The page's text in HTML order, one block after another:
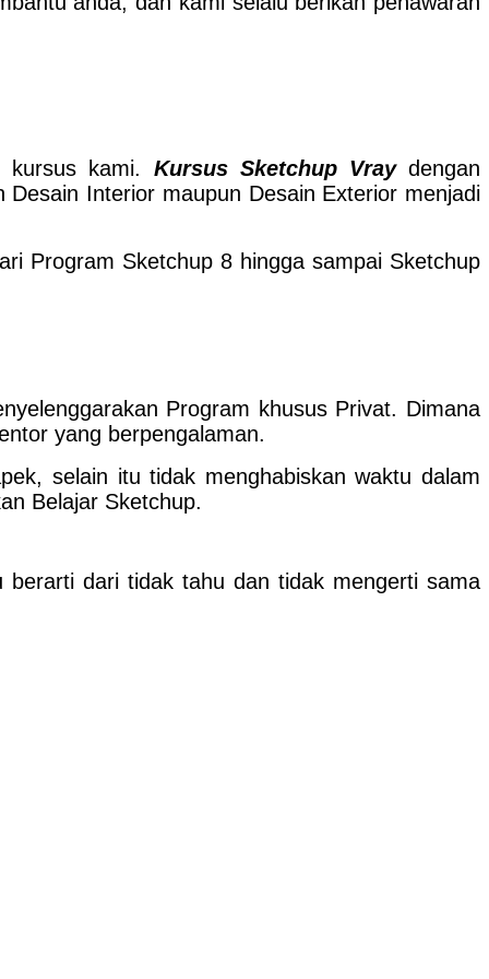
kursus kami. Kursus Sketchup Vray dengan
Interior maupun Desain Exterior menjadi
Program Sketchup 8 hingga sampai Sketchup
Program khusus Privat. Dimana
yang berpengalaman.
selain itu tidak menghabiskan waktu dalam
Belajar Sketchup.
dari tidak tahu dan tidak mengerti sama